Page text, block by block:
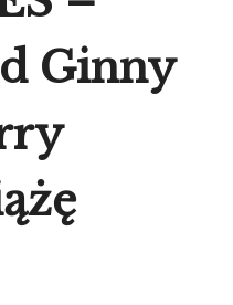
Ginny